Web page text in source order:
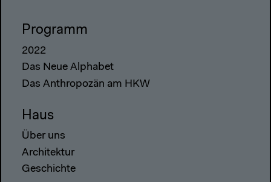
Programm
2022
Das Neue Alphabet
Das Anthropozän am HKW
Haus
Über uns
Architektur
Geschichte